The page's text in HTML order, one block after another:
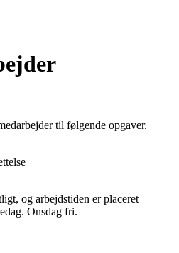
til følgende opgaver.
og arbejdstiden er placeret
Onsdag fri.